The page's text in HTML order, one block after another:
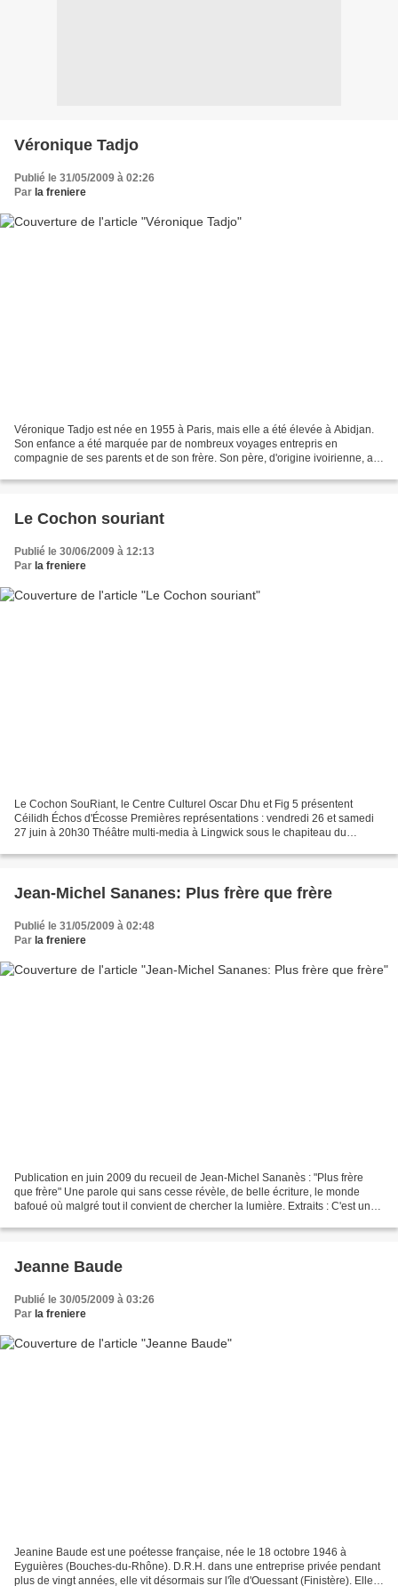
Véronique Tadjo
Publié le 31/05/2009 à 02:26
Par la freniere
Véronique Tadjo est née en 1955 à Paris, mais elle a été élevée à Abidjan.
Son enfance a été marquée par de nombreux voyages entrepris en
compagnie de ses parents et de son frère. Son père, d'origine ivoirienne, a
Le Cochon souriant
Publié le 30/06/2009 à 12:13
Par la freniere
Le Cochon SouRiant, le Centre Culturel Oscar Dhu et Fig 5 présentent
Céilidh Échos d'Écosse Premières représentations : vendredi 26 et samedi
27 juin à 20h30 Théâtre multi-media à Lingwick sous le chapiteau du
Jean-Michel Sananes: Plus frère que frère
Publié le 31/05/2009 à 02:48
Par la freniere
Publication en juin 2009 du recueil de Jean-Michel Sananès : "Plus frère
que frère" Une parole qui sans cesse révèle, de belle écriture, le monde
bafoué où malgré tout il convient de chercher la lumière. Extraits : C'est un
Jeanne Baude
Publié le 30/05/2009 à 03:26
Par la freniere
Jeanine Baude est une poétesse française, née le 18 octobre 1946 à
Eyguières (Bouches-du-Rhône). D.R.H. dans une entreprise privée pendant
plus de vingt années, elle vit désormais sur l'île d'Ouessant (Finistère). Elle a